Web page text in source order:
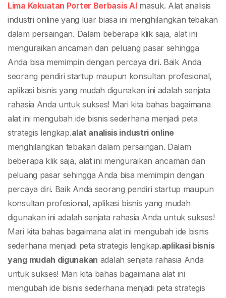
Lima Kekuatan Porter Berbasis AImasuk. Alat analisis
industri online yang luar biasa ini menghilangkan tebakan
dalam persaingan. Dalam beberapa klik saja, alat ini
menguraikan ancaman dan peluang pasar sehingga
Anda bisa memimpin dengan percaya diri. Baik Anda
seorang pendiri startup maupun konsultan profesional,
aplikasi bisnis yang mudah digunakan ini adalah senjata
rahasia Anda untuk sukses! Mari kita bahas bagaimana
alat ini mengubah ide bisnis sederhana menjadi peta
strategis lengkap.alat analisis industri online
menghilangkan tebakan dalam persaingan. Dalam
beberapa klik saja, alat ini menguraikan ancaman dan
peluang pasar sehingga Anda bisa memimpin dengan
percaya diri. Baik Anda seorang pendiri startup maupun
konsultan profesional, aplikasi bisnis yang mudah
digunakan ini adalah senjata rahasia Anda untuk sukses!
Mari kita bahas bagaimana alat ini mengubah ide bisnis
sederhana menjadi peta strategis lengkap.aplikasi bisnis
yang mudah digunakan adalah senjata rahasia Anda
untuk sukses! Mari kita bahas bagaimana alat ini
mengubah ide bisnis sederhana menjadi peta strategis